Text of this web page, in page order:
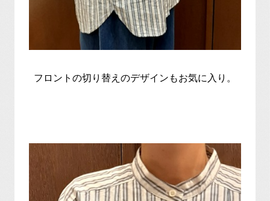
フロントの切り替えのデザインもお気に入り。